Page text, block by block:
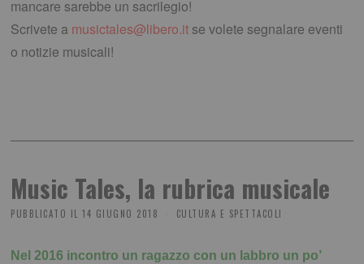
mancare sarebbe un sacrilegio!
Scrivete a musictales@libero.it se volete segnalare eventi
o notizie musicali!
Music Tales, la rubrica musicale
PUBBLICATO IL 14 GIUGNO 2018 CULTURA E SPETTACOLI
Nel 2016 incontro un ragazzo con un labbro un po’